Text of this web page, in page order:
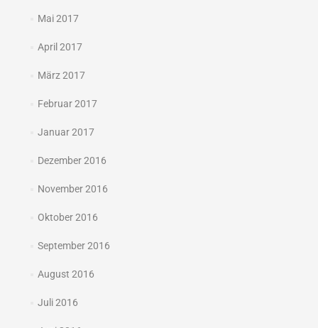
Mai 2017
April 2017
März 2017
Februar 2017
Januar 2017
Dezember 2016
November 2016
Oktober 2016
September 2016
August 2016
Juli 2016